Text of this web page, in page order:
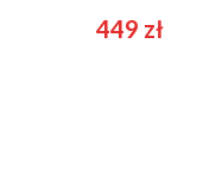
449 zł